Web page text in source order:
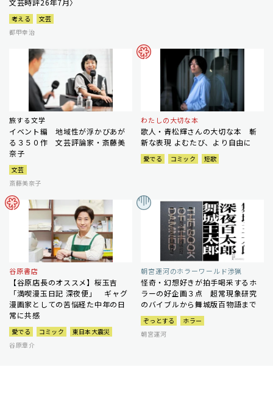
文芸時評26年7月〉
考える
文芸
都甲幸治
旅する文学
イベント編 地域性が浮かびあが
る３５０作 文芸評論家・斎藤美
奈子
文芸
斎藤美奈子
わたしの大切な本
歌人・青松輝さんの大切な本 斬
新な表現 よむたび、より自由に
愛でる コミック 短歌
谷原書店
【谷原店長のオススメ】桜玉吉
「満喫漫玉日記 深夜便」 ギャグ
漫画家としての苦悩経た中年の日
常に共感
愛でる コミック
東日本大震災
谷原章介
朝宮運河のホラーワールド渉猟
怪奇・幻想好きが拍手喝采するホ
ラーの好企画３点 超常現象研究
のバイブルから舞城版百物語まで
ぞっとする
ホラー
朝宮運河